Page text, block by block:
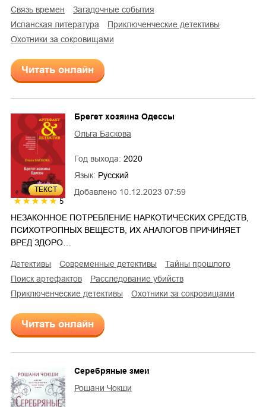
связь времен
загадочные события
испанская литература
приключенческие детективы
охотники за сокровищами
Читать онлайн
ТЕКСТ
5
Добавлено 10.12.2023 07:59
Брегет хозяина Одессы
Ольга Баскова
Год выхода: 2020
Язык: Русский
НЕЗАКОННОЕ ПОТРЕБЛЕНИЕ НАРКОТИЧЕСКИХ СРЕДСТВ,
ПСИХОТРОПНЫХ ВЕЩЕСТВ, ИХ АНАЛОГОВ ПРИЧИНЯЕТ
ВРЕД ЗДОРО…
детективы современные детективы
тайны прошлого
поиск артефактов
расследование убийств
приключенческие детективы
охотники за сокровищами
Читать онлайн
Серебряные змеи
Рошани Чокши